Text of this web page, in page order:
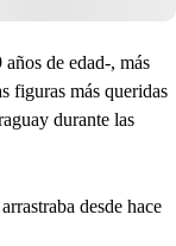
años de edad-, más
figuras más queridas
durante las
desde hace